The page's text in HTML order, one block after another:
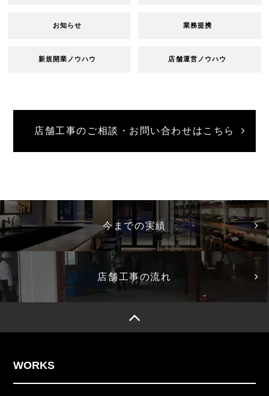
お知らせ 業務提携
新規開業ノウハウ 店舗運営ノウハウ
店舗工事のご相談・お問い合わせはこちら
今までの実績
店舗工事の流れ
WORKS